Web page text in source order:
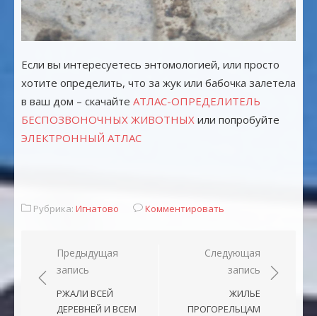
Если вы интересуетесь энтомологией, или просто
хотите определить, что за жук или бабочка залетела
в ваш дом – скачайте АТЛАС-ОПРЕДЕЛИТЕЛЬ
БЕСПОЗВОНОЧНЫХ ЖИВОТНЫХ или попробуйте
ЭЛЕКТРОННЫЙ АТЛАС
Рубрика: Игнатово Комментировать
Навигация
по
записям
Предыдущая
запись
РЖАЛИ ВСЕЙ
ДЕРЕВНЕЙ И ВСЕМ
Следующая
запись
ЖИЛЬЕ
ПРОГОРЕЛЬЦАМ